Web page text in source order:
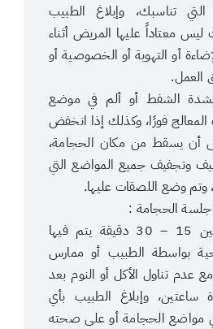
تناسبك، وإبلاغ الطبيب
ليس معتاداً عليها المريض أثناء
أو التهوية أو الخصوصية أو
العمل.
بشدة الشفط أو ألم في موضع
فورًا، وكذلك إذا انخفض
أن يسقط من مكان الحجامة،
وتجفيف جميع المواضع التي
وتم وضع اللصقات عليها.
ينتظر المحجم ما بين 15 – 30 دقيقة يتم فيها
بواسطة الطبيب أو ممارس
عدم تناول الأكل أو النوم بعد
ساعتين، وإبلاغ الطبيب بأي
مواضع الحجامة أو على صحته